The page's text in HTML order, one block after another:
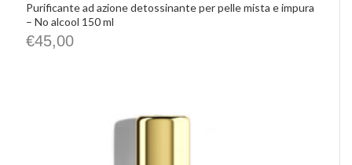
Purificante ad azione detossinante per pelle mista e impura
– No alcool 150 ml
€45,00